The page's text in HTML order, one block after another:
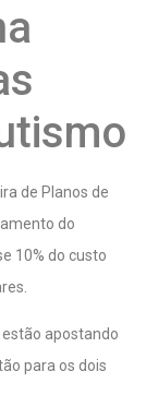
de Planos de
do
10% do custo
apostando
para os dois